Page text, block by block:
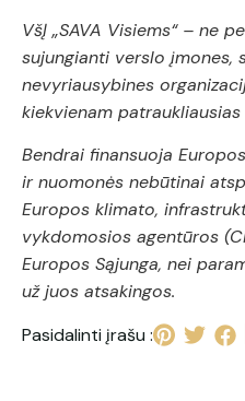
VšĮ „SAVA Visiems“ – ne
sujungianti verslo įmones,
nevyriausybines
kiekvienam
Bendrai finansuoja
ir nuomonės nebūtinai
Europos klimato,
vykdomosios agentūros
Europos Sąjunga, nei
už juos atsakingos.
Pasidalinti įrašu :